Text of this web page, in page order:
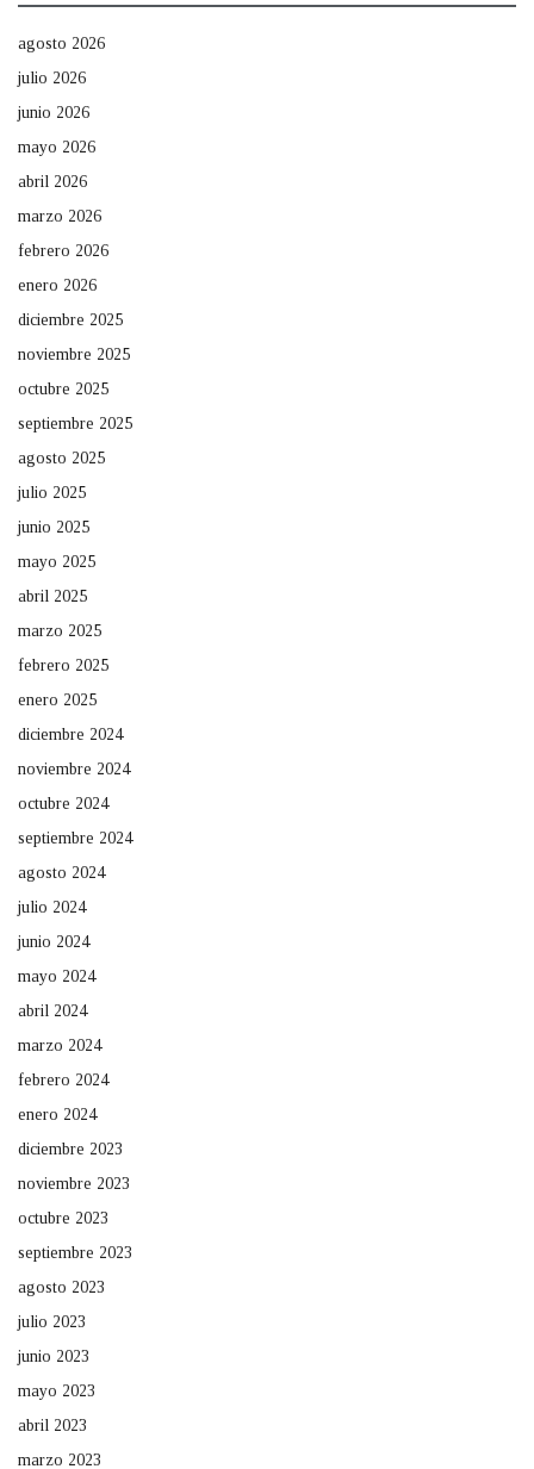
agosto 2026
julio 2026
junio 2026
mayo 2026
abril 2026
marzo 2026
febrero 2026
enero 2026
diciembre 2025
noviembre 2025
octubre 2025
septiembre 2025
agosto 2025
julio 2025
junio 2025
mayo 2025
abril 2025
marzo 2025
febrero 2025
enero 2025
diciembre 2024
noviembre 2024
octubre 2024
septiembre 2024
agosto 2024
julio 2024
junio 2024
mayo 2024
abril 2024
marzo 2024
febrero 2024
enero 2024
diciembre 2023
noviembre 2023
octubre 2023
septiembre 2023
agosto 2023
julio 2023
junio 2023
mayo 2023
abril 2023
marzo 2023